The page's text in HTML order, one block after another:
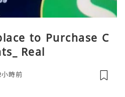
to Purchase C
Real
小時前